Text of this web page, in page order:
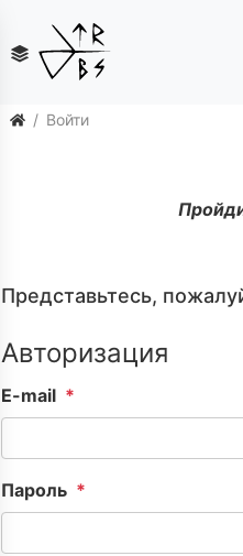
Войти
Представьтесь,
Авторизация
E-mail
Пароль